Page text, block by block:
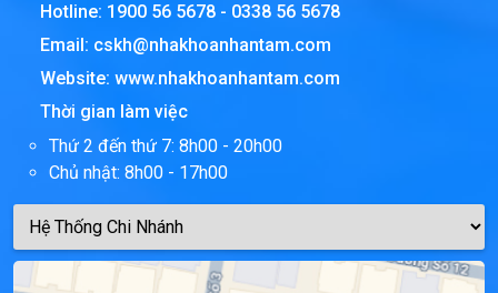
Hotline: 1900 56 5678 - 0338 56 5678
Email: cskh@nhakhoanhantam.com
Website: www.nhakhoanhantam.com
Thời gian làm việc
Thứ 2 đến thứ 7: 8h00 - 20h00
Chủ nhật: 8h00 - 17h00